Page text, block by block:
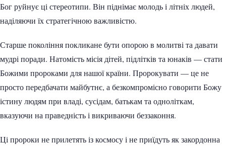
Бог руйнує ці стереотипи. Він піднімає молодь і літніх людей,
наділяючи їх стратегічною важливістю.
Старше покоління покликане бути опорою в молитві та давати
мудрі поради. Натомість місія дітей, підлітків та юнаків — стати
Божими пророками для нашої країни. Пророкувати — це не
просто передбачати майбутнє, а безкомпромісно говорити Божу
істину людям при владі, сусідам, батькам та одноліткам,
вказуючи на праведність і викриваючи беззаконня.
Ці пророки не прилетять із космосу і не приїдуть як закордонна